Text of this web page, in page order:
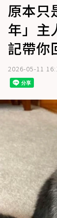
原本只
年」主
記帶你
2026-05-11